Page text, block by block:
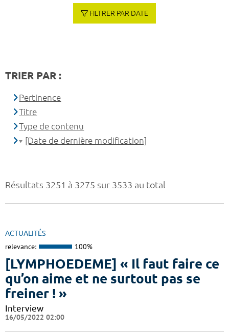
Résultats 3251 à 3275 sur 3533 au total
ACTUALITÉS
relevance: 100%
[LYMPHOEDEME] « Il faut faire ce
qu’on aime et ne surtout pas se
freiner ! »
Interview
16/05/2022 02:00
FILTRER PAR DATE
TRIER PAR :
Pertinence
Titre
Type de contenu
[Date de dernière modification]